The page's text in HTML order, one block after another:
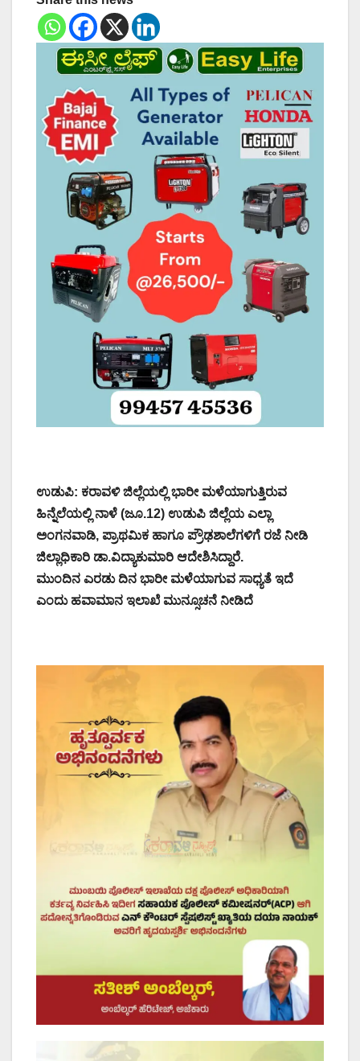
ಉಡುಪಿ: ಕರಾವಳಿ ಜಿಲ್ಲೆಯಲ್ಲಿ ಭಾರೀ ಮಳೆಯಾಗುತ್ತಿರುವ
ಹಿನ್ನೆಲೆಯಲ್ಲಿ ನಾಳೆ (ಜೂ.12) ಉಡುಪಿ ಜಿಲ್ಲೆಯ ಎಲ್ಲಾ
ಅಂಗನವಾಡಿ, ಪ್ರಾಥಮಿಕ ಹಾಗೂ ಪ್ರೌಢಶಾಲೆಗಳಿಗೆ ರಜೆ ನೀಡಿ
ಜಿಲ್ಲಾಧಿಕಾರಿ ಡಾ.ವಿದ್ಯಾಕುಮಾರಿ ಆದೇಶಿಸಿದ್ದಾರೆ.
ಮುಂದಿನ ಎರಡು ದಿನ ಭಾರೀ ಮಳೆಯಾಗುವ ಸಾಧ್ಯತೆ ಇದೆ
ಎಂದು ಹವಾಮಾನ ಇಲಾಖೆ ಮುನ್ಸೂಚನೆ ನೀಡಿದೆ